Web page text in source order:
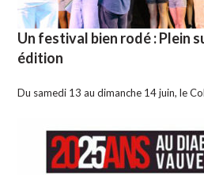
Un festival bien rodé : Plein
édition
Du samedi 13 au dimanche 14 juin, le